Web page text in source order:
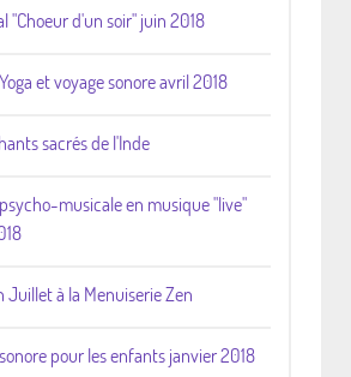
"Choeur d'un soir" juin 2018
et voyage sonore avril 2018
sacrés de l'Inde
musicale en musique "live"
Juillet à la Menuiserie Zen
pour les enfants janvier 2018